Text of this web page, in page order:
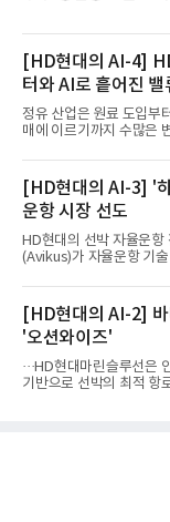
[HD현대의 AI-4]
터와 AI로 흩어진 밸
정유 산업은 원료 도입부
매에 이르기까지 수많은
과 운영 효율에 직접적인
를 얼마나 빠르고 정확하
기업경쟁력을 좌우하는
이러한 환경 속에서 HD현
을 단순한 업무 자동화 도
류체인(Value Chain) 전
심 기반으로 활용하고 있
흐름
[HD현대의 AI-3] '
운항 시장 선도
HD현대의 선박 자율운항
(Avikus)가 자율운항 기
율운항 시스템 ‘하이나스
대한 형식승인(Type
번에 형식승인을 받은 ‘
단-제어 기능을 통합한
박과 장애물을 스스로 인
돌을 회피할 수 있도록 제
박이나 프로젝트에 한정
[HD현대의 AI-2]
'오션와이즈'
···HD현대마린슬루선은
기반으로 선박의 최적 항